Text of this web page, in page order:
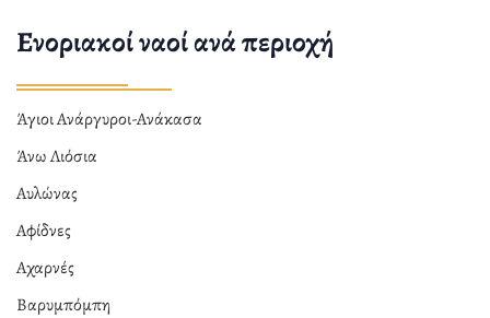
Ενοριακοί ναοί ανά περιοχή
Άγιοι Ανάργυροι-Ανάκασα
Άνω Λιόσια
Αυλώνας
Αφίδνες
Αχαρνές
Βαρυμπόμπη